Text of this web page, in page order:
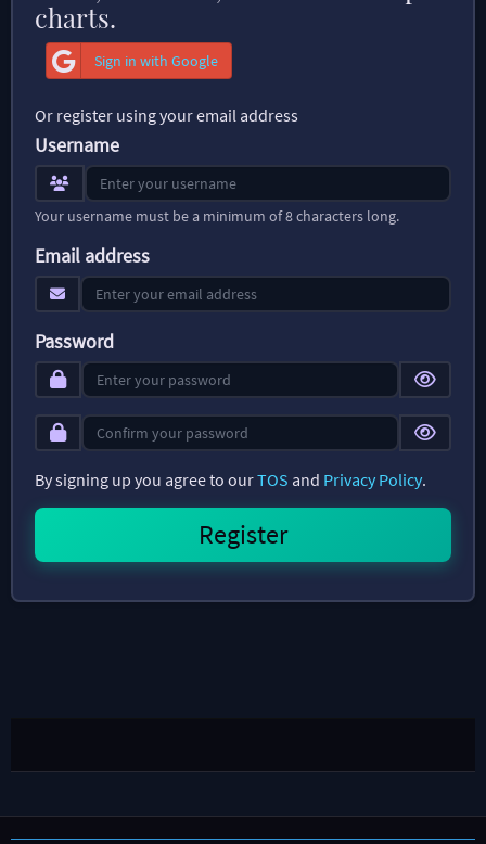
charts.
Sign in with Google
Or register using your email address
Username
Your username must be a minimum of 8 characters long.
Email address
Password
By signing up you agree to ourTOS and Privacy Policy.